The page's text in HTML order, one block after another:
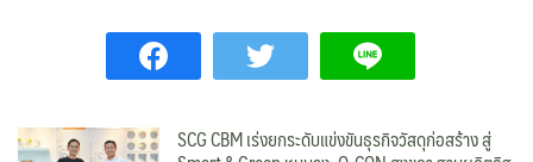
SCG CBM เร่งยกระดับแข่งขันธุรกิจวัสดุก่อสร้าง สู่